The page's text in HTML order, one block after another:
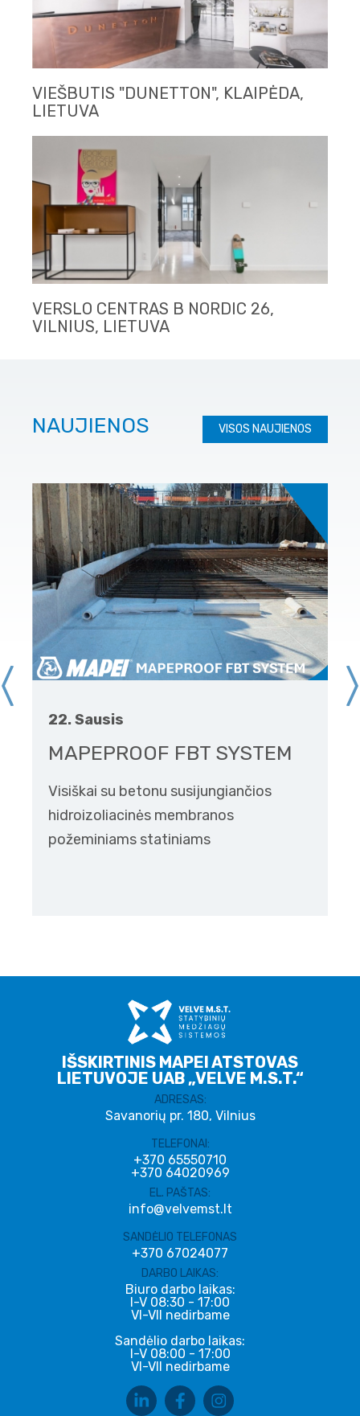
VIEŠBUTIS "DUNETTON", KLAIPĖDA,
LIETUVA
VERSLO CENTRAS B NORDIC 26,
VILNIUS, LIETUVA
NAUJIENOS VISOS NAUJIENOS
22. Sausis
MAPEPROOF FBT SYSTEM
Visiškai su betonu susijungiančios
hidroizoliacinės membranos
požeminiams statiniams
IŠSKIRTINIS MAPEI ATSTOVAS
LIETUVOJE UAB „VELVE M.S.T.“
ADRESAS:
Savanorių pr. 180, Vilnius
TELEFONAI:
+370 65550710
+370 64020969
EL. PAŠTAS:
info@velvemst.lt
SANDĖLIO TELEFONAS
+370 67024077
DARBO LAIKAS:
Biuro darbo laikas:
I-V 08:30 - 17:00
VI-VII nedirbame
Sandėlio darbo laikas:
I-V 08:00 - 17:00
VI-VII nedirbame